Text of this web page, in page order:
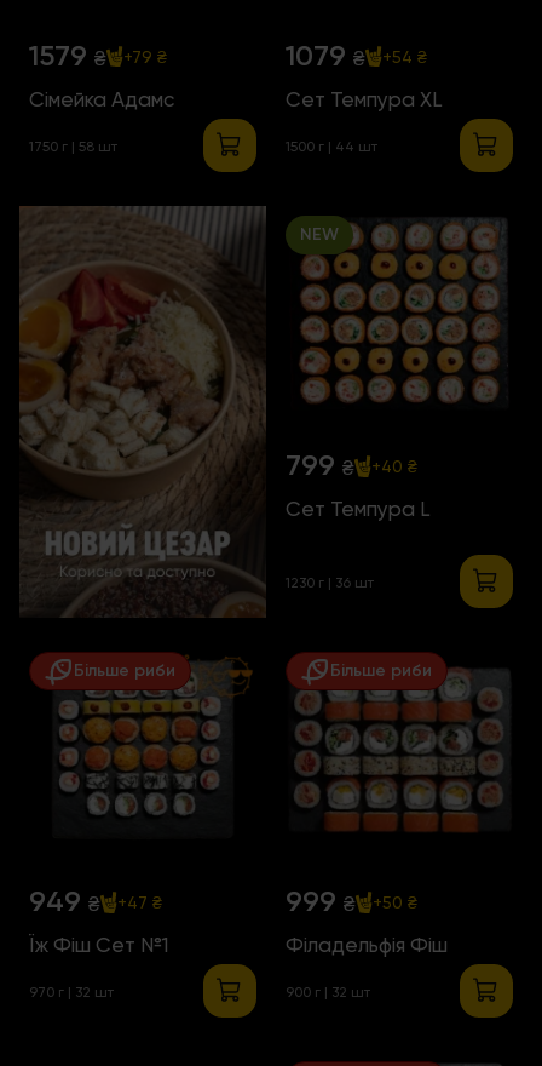
1579 ₴ +79 ₴
Сімейка Адамс
1750 г | 58 шт
1079 ₴ +54 ₴
Сет Темпура XL
1500 г | 44 шт
NEW
799 ₴ +40 ₴
Сет Темпура L
1230 г | 36 шт
Більше риби
949 ₴ +47 ₴
Їж Фіш Сет №1
970 г | 32 шт
Більше риби
999 ₴ +50 ₴
Філадельфія Фіш
900 г | 32 шт